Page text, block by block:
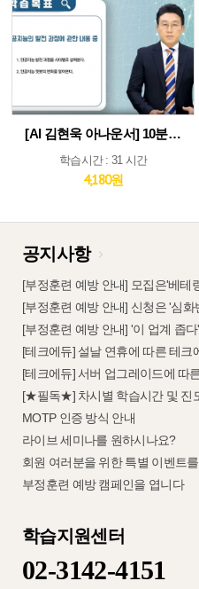
[AI 김현욱 아나운서] 10분이면 따라하는 직장인 ChatGPT 바이블
학습시간 : 31 시간
4,180원
공지사항
[부정훈련 예방 안내] 모집은'베테
[부정훈련 예방 안내] 신청은 '심
[부정훈련 예방 안내] '이 업계 좁
[테크에듀] 설날 연휴에 따른 테크
[테크에듀] 서버 업그레이드에 따
[★필독★] 차시별 학습시간 및 진
MOTP 인증 방식 안내
라이브 세미나를 원하시나요?
회원 여러분을 위한 특별 이벤트
부정훈련 예방 캠페인을 엽니다
학습지원센터
02-3142-4151